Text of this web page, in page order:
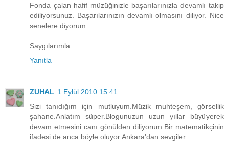
Fonda çalan hafif müzüğinizle başarılarınızla devamlı takip
ediliyorsunuz. Başarılarınızın devamlı olmasını diliyor. Nice
senelere diyorum.
Saygılarımla.
Yanıtla
ZUHAL 1 Eylül 2010 15:41
Sizi tanıdığım için mutluyum.Müzik muhteşem, görsellik
şahane.Anlatım süper.Blogunuzun uzun yıllar büyüyerek
devam etmesini canı gönülden diliyorum.Bir matematikçinin
ifadesi de anca böyle oluyor.Ankara'dan sevgiler.....